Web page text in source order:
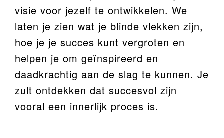
visie voor jezelf te ontwikkelen. We
laten je zien wat je blinde vlekken zijn,
hoe je je succes kunt vergroten en
helpen je om geïnspireerd en
daadkrachtig aan de slag te kunnen. Je
zult ontdekken dat succesvol zijn
vooral een innerlijk proces is.